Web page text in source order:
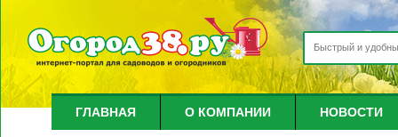
ГЛАВНАЯ О КОМПАНИИ НОВОСТИ